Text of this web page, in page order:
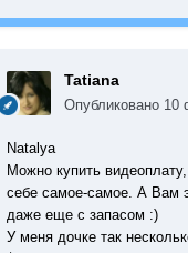
Tatiana
Опубликовано 10
Natalya
Можно купить
себе самое-самое. А Вам
даже еще с запасом :)
У меня дочке так